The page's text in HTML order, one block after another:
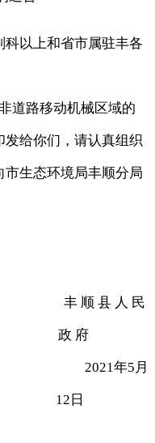
科以上和省市属驻丰各
道路移动机械区域的
发给你们，请认真组织
生态环境局丰顺分局
丰顺县人民
政府
2021年5 月
12 日